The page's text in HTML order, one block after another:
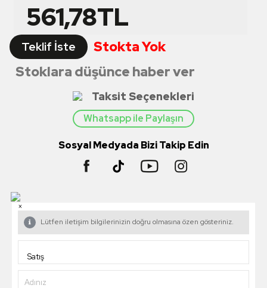
561,78TL
Teklif İste
Stokta Yok
Stoklara düşünce haber ver
Taksit Seçenekleri
Whatsapp ile Paylaşın
Sosyal Medyada Bizi Takip Edin
×
Lütfen iletişim bilgilerinizin doğru olmasına özen gösteriniz.
Adınız